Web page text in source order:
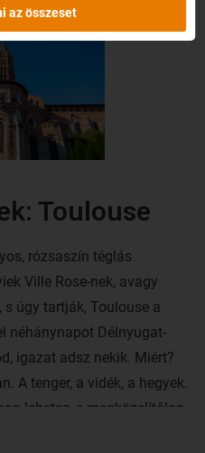
Toulouse
rózsaszín téglás
Ville Rose-nek, avagy
úgy tartják, Toulouse a
néhánynapot Délnyugat-
igazat adsz nekik. Miért?
A tenger, a vidék, a hegyek.
lehetsz, s megközelítőleg
tengerhez vagy az
az összeset